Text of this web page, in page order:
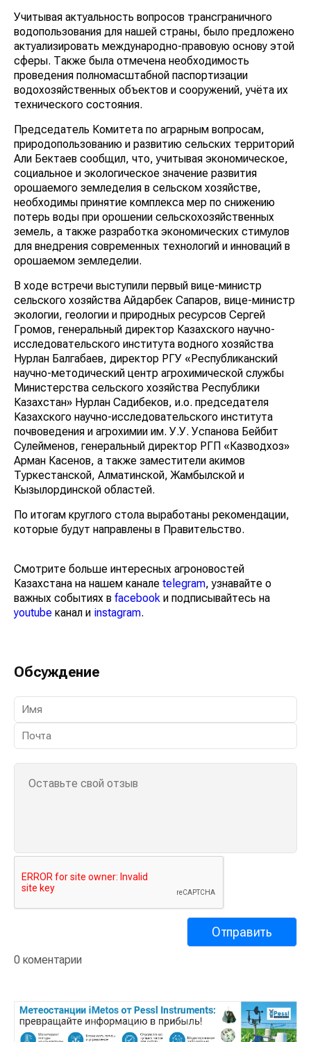
Учитывая актуальность вопросов трансграничного
водопользования для нашей страны, было предложено
актуализировать международно-правовую основу этой
сферы. Также была отмечена необходимость
проведения полномасштабной паспортизации
водохозяйственных объектов и сооружений, учёта их
технического состояния.
Председатель Комитета по аграрным вопросам,
природопользованию и развитию сельских территорий
Али Бектаев сообщил, что, учитывая экономическое,
социальное и экологическое значение развития
орошаемого земледелия в сельском хозяйстве,
необходимы принятие комплекса мер по снижению
потерь воды при орошении сельскохозяйственных
земель, а также разработка экономических стимулов
для внедрения современных технологий и инноваций в
орошаемом земледелии.
В ходе встречи выступили первый вице-министр
сельского хозяйства Айдарбек Сапаров, вице-министр
экологии, геологии и природных ресурсов Сергей
Громов, генеральный директор Казахского научно-
исследовательского института водного хозяйства
Нурлан Балгабаев, директор РГУ «Республиканский
научно-методический центр агрохимической службы
Министерства сельского хозяйства Республики
Казахстан» Нурлан Садибеков, и.о. председателя
Казахского научно-исследовательского института
почвоведения и агрохимии им. У.У. Успанова Бейбит
Сулейменов, генеральный директор РГП «Казводхоз»
Арман Касенов, а также заместители акимов
Туркестанской, Алматинской, Жамбылской и
Кызылординской областей.
По итогам круглого стола выработаны рекомендации,
которые будут направлены в Правительство.
Смотрите больше интересных агроновостей
Казахстана на нашем канале telegram, узнавайте о
важных событиях в facebook и подписывайтесь на
youtube канал и instagram.
Обсуждение
0 коментарии